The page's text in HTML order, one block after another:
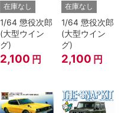
在庫なし
1/64 懲役次郎
(大型ウイン
グ)
2,100 円
在庫なし
1/64 懲役次郎
(大型ウイン
グ)
2,100 円